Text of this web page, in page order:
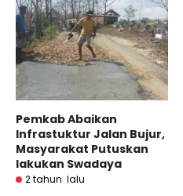
Pemkab Abaikan
Infrastuktur Jalan Bujur,
Masyarakat Putuskan
lakukan Swadaya
2 tahun lalu